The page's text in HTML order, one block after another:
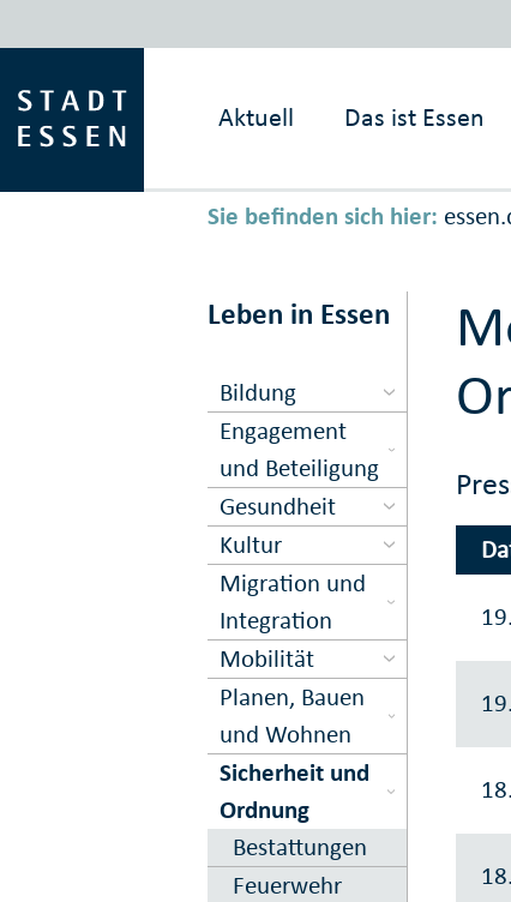
Aktuell Das ist Essen
Sie befinden sich hier:
Leben in Essen
Bildung
Engagement
und Beteiligung
Gesundheit
Kultur
Migration und
Inte­gration
Mobilität
Planen, Bauen
und Wohnen
Sicher­heit und
Ord­nung
Bestattungen
Feuer­wehr